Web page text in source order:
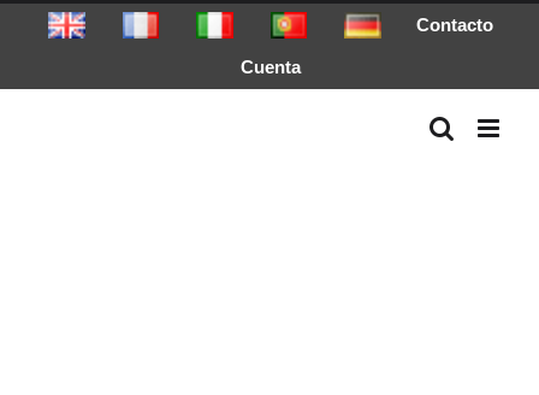
Saltar
Contacto
Cuenta